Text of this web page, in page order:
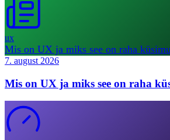
ux
Mis on UX ja miks see on raha
7. august 2026
Mis on UX ja miks see on raha